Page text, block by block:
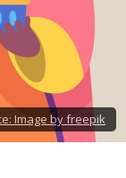
Image by freepik